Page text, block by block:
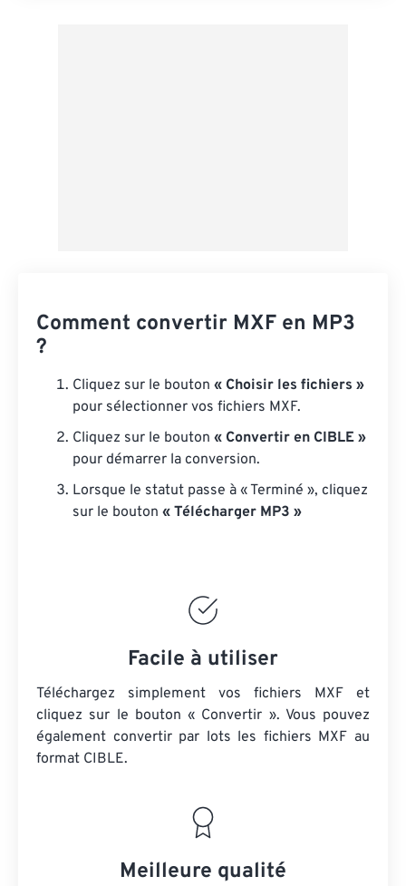
Comment convertir MXF en MP3
?
Cliquez sur le bouton « Choisir les fichiers »
pour sélectionner vos fichiers MXF.
Cliquez sur le bouton « Convertir en CIBLE »
pour démarrer la conversion.
Lorsque le statut passe à « Terminé », cliquez
sur le bouton « Télécharger MP3 »
Facile à utiliser
Téléchargez simplement vos fichiers MXF et
cliquez sur le bouton « Convertir ». Vous pouvez
également convertir par lots les fichiers MXF au
format CIBLE.
Meilleure qualité